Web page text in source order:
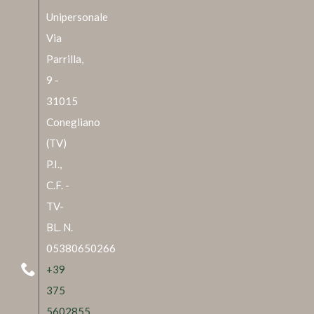
Unipersonale
Via
Parrilla,
9 -
31015
Conegliano
(TV)
P.I.,
C.F. -
TV-
BL. N.
05380650266
+39
375
5602855